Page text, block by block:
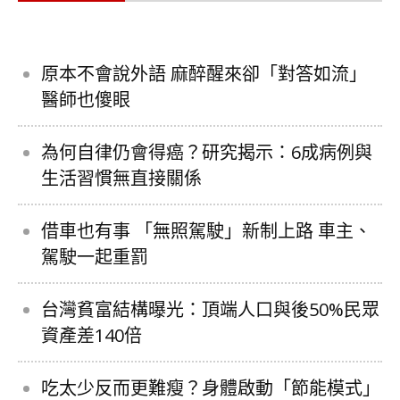
原本不會說外語 麻醉醒來卻「對答如流」
醫師也傻眼
為何自律仍會得癌？研究揭示：6成病例與
生活習慣無直接關係
借車也有事 「無照駕駛」新制上路 車主、
駕駛一起重罰
台灣貧富結構曝光：頂端人口與後50%民眾
資產差140倍
吃太少反而更難瘦？身體啟動「節能模式」